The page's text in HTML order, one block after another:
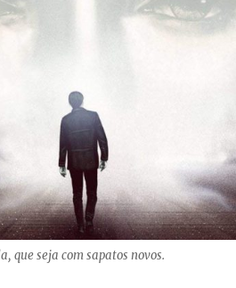
que seja com sapatos novos.